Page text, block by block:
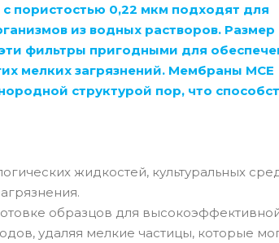
пористостью 0,22 мкм подходят для
из водных растворов. Размер
фильтры пригодными для
мелких загрязнений. Мембраны MCE
структурой пор, что
жидкостей, культуральных
образцов для
удаляя мелкие частицы, которые